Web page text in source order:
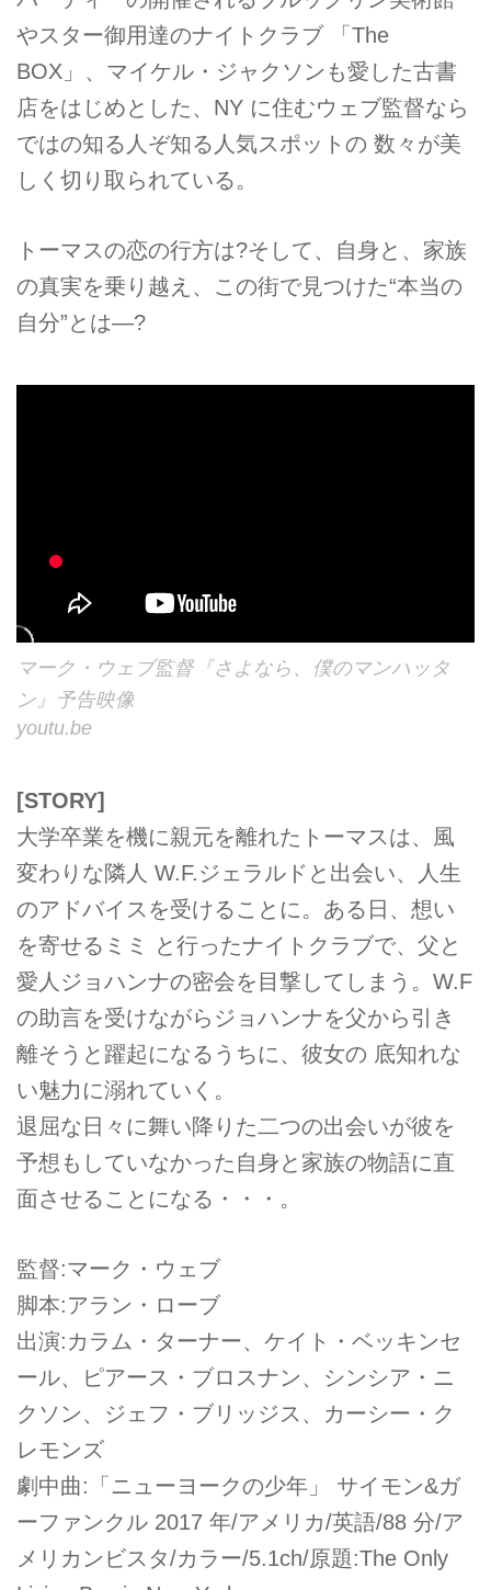
やスター御用達のナイトクラブ 「The
BOX」、マイケル・ジャクソンも愛した古書
店をはじめとした、NY に住むウェブ監督なら
ではの知る人ぞ知る人気スポットの 数々が美
しく切り取られている。
トーマスの恋の行方は?そして、自身と、家族
の真実を乗り越え、この街で見つけた“本当の
自分”とは―?
マーク・ウェブ監督『さよなら、僕のマンハッタ
ン』予告映像
youtu.be
[STORY]
大学卒業を機に親元を離れたトーマスは、風
変わりな隣人 W.F.ジェラルドと出会い、人生
のアドバイスを受けることに。ある日、想い
を寄せるミミ と行ったナイトクラブで、父と
愛人ジョハンナの密会を目撃してしまう。W.F
の助言を受けながらジョハンナを父から引き
離そうと躍起になるうちに、彼女の 底知れな
い魅力に溺れていく。
退屈な日々に舞い降りた二つの出会いが彼を
予想もしていなかった自身と家族の物語に直
面させることになる・・・。
監督:マーク・ウェブ
脚本:アラン・ローブ
出演:カラム・ターナー、ケイト・ベッキンセ
ール、ピアース・ブロスナン、シンシア・ニ
クソン、ジェフ・ブリッジス、カーシー・ク
レモンズ
劇中曲:「ニューヨークの少年」 サイモン&ガ
ーファンクル 2017 年/アメリカ/英語/88 分/ア
メリカンビスタ/カラー/5.1ch/原題:The Only